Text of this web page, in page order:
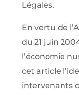
Légales.
En vertu de
du 21 juin
l’économie
cet article
intervenants